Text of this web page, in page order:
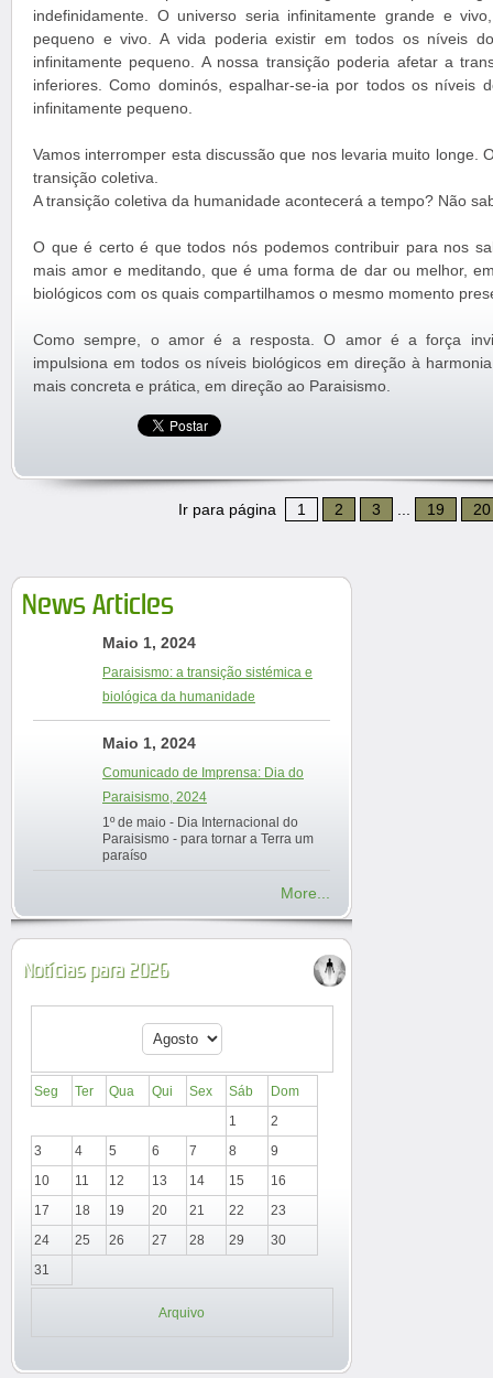
indefinidamente. O universo seria infinitamente grande e
pequeno e vivo. A vida poderia existir em todos os níveis
infinitamente pequeno. A nossa transição poderia afetar a
inferiores. Como dominós, espalhar-se-ia por todos os níveis
infinitamente pequeno.
Vamos interromper esta discussão que nos levaria muito longe.
transição coletiva.
A transição coletiva da humanidade acontecerá a tempo? Não
O que é certo é que todos nós podemos contribuir para nos
mais amor e meditando, que é uma forma de dar ou melhor,
biológicos com os quais compartilhamos o mesmo momento
Como sempre, o amor é a resposta. O amor é a força
impulsiona em todos os níveis biológicos em direção à
mais concreta e prática, em direção ao Paraisismo.
Ir para página 1 2 3 19 20
News Articles
Maio 1, 2024
Paraisismo: a transição sistémica e
biológica da humanidade
Maio 1, 2024
Comunicado de Imprensa: Dia do
Paraisismo, 2024
1º de maio - Dia Internacional do
Paraisismo - para tornar a Terra um
paraíso
More...
Notícias para 2026
Seg Ter Qua Qui Sex Sáb
Dom
1
2
3
4 5 6 7 8
9
10
11 12 13 14 15
16
17
18 19 20 21 22
23
24
25 26 27 28 29
30
31
Arquivo